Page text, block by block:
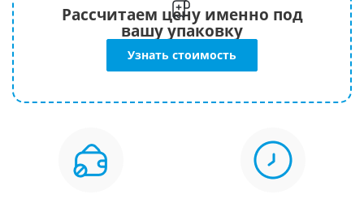
Рассчитаем цену именно под
вашу упаковку
Узнать стоимость